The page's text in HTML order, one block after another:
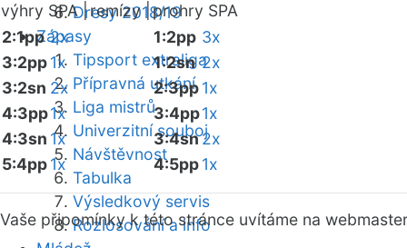
Dresy 2018/19
Zápasy
Tipsport extraliga
Přípravná utkání
Liga mistrů
Univerzitní souboj
Návštěvnost
Tabulka
Výsledkový servis
Rozlosování a info
výhry SPA |remízy |prohry SPA
2:1pp 2x
3:2pp1x
3:2sn 2x
4:3pp1x
4:3sn 1x
5:4pp1x
1:2pp 3x
1:2sn 2x
2:3pp1x
3:4pp1x
3:4sn2x
4:5pp1x
Vaše připomínky k této stránce uvítáme na webmaster